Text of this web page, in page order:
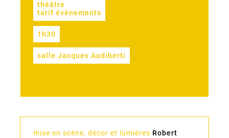
théâtre
tarif événements
1h30
salle Jacques Audiberti
mise en scène, décor et lumières Robert